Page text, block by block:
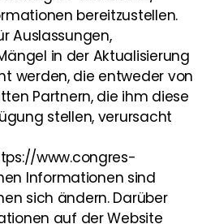
bereitzustellen.
Auslassungen,
in der Aktualisierung
werden, die entweder von
Partnern, die ihm diese
stellen, verursacht
www.congres-
Informationen sind
sich ändern. Darüber
auf der Website